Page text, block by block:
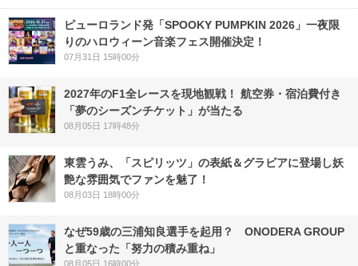
ピューロランド発「SPOOKY PUMPKIN 2026」一夜限
りのハロウィーン音楽フェス開催決定！
07月31日 15時00分
2027年のF1全レースを現地観戦！ 航空券・宿泊費付き
「夢のシーズンチケット」が当たる
08月05日 17時48分
東雲うみ、「スピリッツ」の表紙＆グラビアに登場し妖
艶な雰囲気でファンを魅了！
08月03日 18時00分
なぜ59歳の三浦知良選手を起用？ ONODERA GROUP
と重なった「努力の積み重ね」
08月05日 16時00分